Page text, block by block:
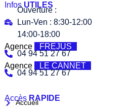
Infos UTILES
Ouverture :
Lun-Ven : 8:30-12:00
14:00-18:00
Agence
FREJUS
04 94 51 27 67
Agence
LE CANNET
04 94 51 27 67
Accès RAPIDE
Accueil